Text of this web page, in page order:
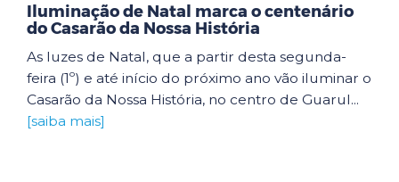
Iluminação de Natal marca o centenário
do Casarão da Nossa História
As luzes de Natal, que a partir desta segunda-
feira (1º) e até início do próximo ano vão iluminar o
Casarão da Nossa História, no centro de Guarul...
[saiba mais]